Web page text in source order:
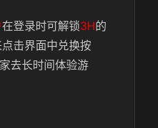
在登录时可解锁3H的
击界面中兑换按
去长时间体验游